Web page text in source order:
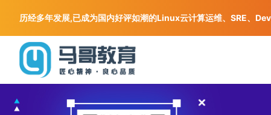
历经多年发展,已成为国内好评如潮的Linux云计算运维、SRE、